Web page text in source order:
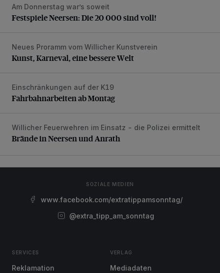
Festspiele Neersen: Die 20 000 sind voll!
Am Donnerstag war’s soweit
Festspiele Neersen: Die 20 000 sind voll!
Kunst, Karneval, eine bessere Welt
Neues Proramm vom Willicher Kunstverein
Kunst, Karneval, eine bessere Welt
Fahrbahnarbeiten ab Montag
Einschränkungen auf der K19
Fahrbahnarbeiten ab Montag
Brände in Neersen und Anrath
Willicher Feuerwehren im Einsatz - die Polizei ermittelt
Brände in Neersen und Anrath
SOZIALE MEDIEN
www.facebook.com/extratippamsonntag/
@extra_tipp_am_sonntag
SERVICES
Reklamation
VERLAG
Mediadaten